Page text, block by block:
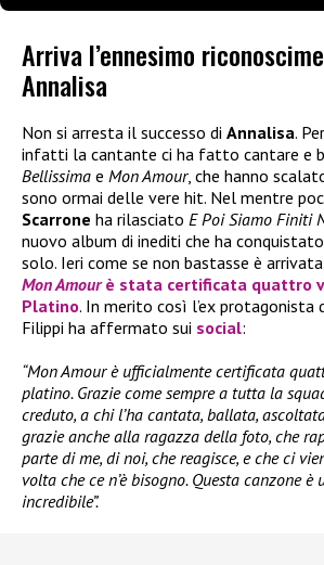
Arriva l’ennesimo
Annalisa
Non si arresta il successo di Annalisa.
infatti la cantante ci ha fatto cantare e
Bellissima e Mon Amour, che hanno
sono ormai delle vere hit. Nel mentre
Scarrone ha rilasciato E Poi Siamo Finiti
nuovo album di inediti che ha
solo. Ieri come se non bastasse è
Mon Amourè stata certificata quattro
Platino. In merito così l’ex protagonista
Filippi ha affermato sui social:
“Mon Amour è ufficialmente certificata
platino. Grazie come sempre a tutta la
creduto, a chi l’ha cantata, ballata,
grazie anche alla ragazza della foto, che
parte di me, di noi, che reagisce, e che ci
volta che ce n’è bisogno. Questa canzone è
incredibile”.